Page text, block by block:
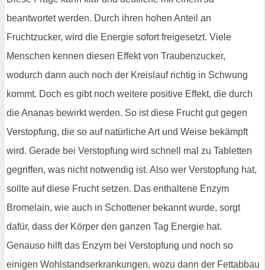
beantwortet werden. Durch ihren hohen Anteil an
Fruchtzucker, wird die Energie sofort freigesetzt. Viele
Menschen kennen diesen Effekt von Traubenzucker,
wodurch dann auch noch der Kreislauf richtig in Schwung
kommt. Doch es gibt noch weitere positive Effekt, die durch
die Ananas bewirkt werden. So ist diese Frucht gut gegen
Verstopfung, die so auf natürliche Art und Weise bekämpft
wird. Gerade bei Verstopfung wird schnell mal zu Tabletten
gegriffen, was nicht notwendig ist. Also wer Verstopfung hat,
sollte auf diese Frucht setzen. Das enthaltene Enzym
Bromelain, wie auch in Schottener bekannt wurde, sorgt
dafür, dass der Körper den ganzen Tag Energie hat.
Genauso hilft das Enzym bei Verstopfung und noch so
einigen Wohlstandserkrankungen, wozu dann der Fettabbau